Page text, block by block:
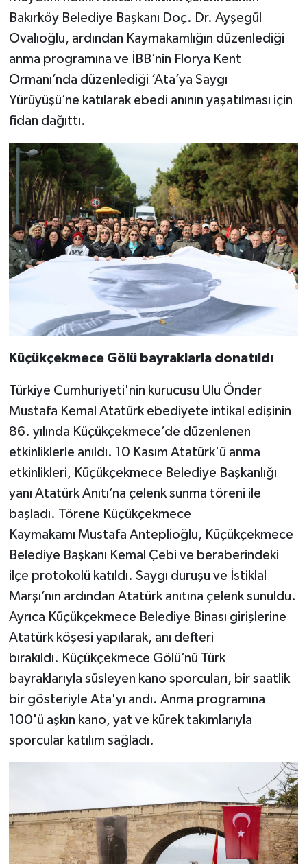
Bakırköy Belediye Başkanı Doç. Dr. Ayşegül
Ovalıoğlu, ardından Kaymakamlığın düzenlediği
anma programına ve İBB’nin Florya Kent
Ormanı’nda düzenlediği ‘Ata’ya Saygı
Yürüyüşü’ne katılarak ebedi anının yaşatılması için
fidan dağıttı.
Küçükçekmece Gölü bayraklarla donatıldı
Türkiye Cumhuriyeti'nin kurucusu Ulu Önder
Mustafa Kemal Atatürk ebediyete intikal edişinin
86. yılında Küçükçekmece’de düzenlenen
etkinliklerle anıldı. 10 Kasım Atatürk'ü anma
etkinlikleri, Küçükçekmece Belediye Başkanlığı
yanı Atatürk Anıtı’na çelenk sunma töreni ile
başladı. Törene Küçükçekmece
Kaymakamı Mustafa Anteplioğlu, Küçükçekmece
Belediye Başkanı Kemal Çebi ve beraberindeki
ilçe protokolü katıldı. Saygı duruşu ve İstiklal
Marşı’nın ardından Atatürk anıtına çelenk sunuldu.
Ayrıca Küçükçekmece Belediye Binası girişlerine
Atatürk köşesi yapılarak, anı defteri
bırakıldı. Küçükçekmece Gölü’nü Türk
bayraklarıyla süsleyen kano sporcuları, bir saatlik
bir gösteriyle Ata'yı andı. Anma programına
100'ü aşkın kano, yat ve kürek takımlarıyla
sporcular katılım sağladı.